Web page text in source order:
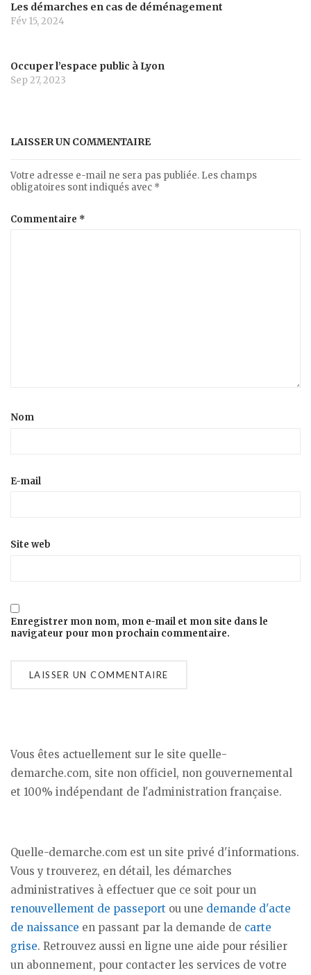
Les démarches en cas de déménagement
Fév 15, 2024
Occuper l’espace public à Lyon
Sep 27, 2023
LAISSER UN COMMENTAIRE
Votre adresse e-mail ne sera pas publiée. Les champs
obligatoires sont indiqués avec *
Commentaire *
Nom
E-mail
Site web
Enregistrer mon nom, mon e-mail et mon site dans le
navigateur pour mon prochain commentaire.
Vous êtes actuellement sur le site quelle-
demarche.com, site non officiel, non gouvernemental
et 100% indépendant de l'administration française.
Quelle-demarche.com est un site privé d'informations.
Vous y trouverez, en détail, les démarches
administratives à effectuer que ce soit pour un
renouvellement de passeport ou une demande d'acte
de naissance en passant par la demande de carte
grise. Retrouvez aussi en ligne une aide pour résilier
un abonnement, pour contacter les services de votre